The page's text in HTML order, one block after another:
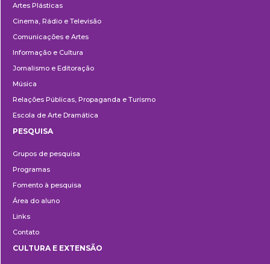
Artes Plásticas
Cinema, Rádio e Televisão
Comunicações e Artes
Informação e Cultura
Jornalismo e Editoração
Música
Relações Públicas, Propaganda e Turismo
Escola de Arte Dramática
PESQUISA
Grupos de pesquisa
Programas
Fomento à pesquisa
Área do aluno
Links
Contato
CULTURA E EXTENSÃO